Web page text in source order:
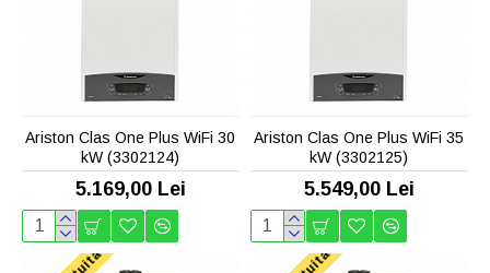
Ariston Clas One Plus WiFi 30
kW (3302124)
5.169,00 Lei
Ariston Clas One Plus WiFi 35
kW (3302125)
5.549,00 Lei